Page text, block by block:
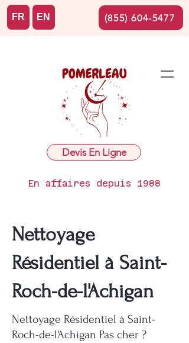
Devis En Ligne
En affaires depuis 1988
FR EN (855) 604-5477
Nettoyage
Résidentiel à Saint-
Roch-de-l'Achigan
Nettoyage Résidentiel à Saint-
Roch-de-l'Achigan Pas cher ?